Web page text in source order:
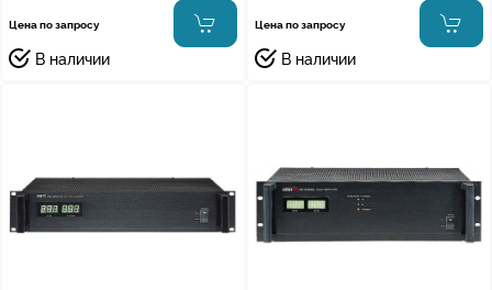
Цена по запросу
В наличии
Цена по запросу
В наличии